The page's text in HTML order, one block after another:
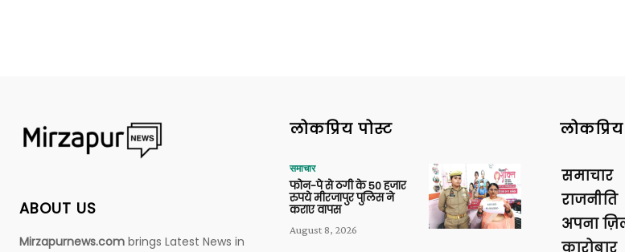
ABOUT US
Mirzapurnews.com brings Latest News in
लोकप्रिय पोस्ट
समाचार
फोन-पे से ठगी के 50 हजार
रुपये मीरजापुर पुलिस ने
कराए वापस
August 8, 2026
लोकप्रिय
समाचार
राजनीति
अपना
कारोबार